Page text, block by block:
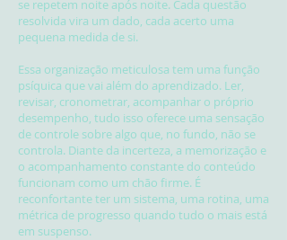
se repetem noite após noite. Cada questão
resolvida vira um dado, cada acerto uma
pequena medida de si.
Essa organização meticulosa tem uma função
psíquica que vai além do aprendizado. Ler,
revisar, cronometrar, acompanhar o próprio
desempenho, tudo isso oferece uma sensação
de controle sobre algo que, no fundo, não se
controla. Diante da incerteza, a memorização e
o acompanhamento constante do conteúdo
funcionam como um chão firme. É
reconfortante ter um sistema, uma rotina, uma
métrica de progresso quando tudo o mais está
em suspenso.